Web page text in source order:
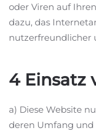
oder Viren auf
dazu, das
nutzerfreundlicher
4 Einsatz
a) Diese Website
deren Umfang